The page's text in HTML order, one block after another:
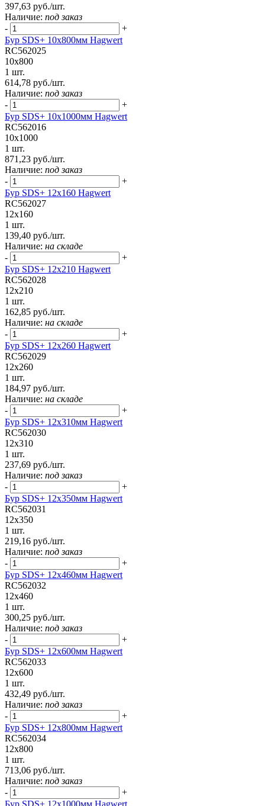
397,63 руб./шт.
Наличие: под заказ
-
+
Бур SDS+ 10х800мм Hagwert
RC562025
10x800
1 шт.
614,78 руб./шт.
Наличие: под заказ
-
+
Бур SDS+ 10х1000мм Hagwert
RC562016
10x1000
1 шт.
871,23 руб./шт.
Наличие: под заказ
-
+
Бур SDS+ 12х160 Hagwert
RC562027
12x160
1 шт.
139,40 руб./шт.
Наличие: на складе
-
+
Бур SDS+ 12х210 Hagwert
RC562028
12x210
1 шт.
162,85 руб./шт.
Наличие: на складе
-
+
Бур SDS+ 12х260 Hagwert
RC562029
12x260
1 шт.
184,97 руб./шт.
Наличие: на складе
-
+
Бур SDS+ 12х310мм Hagwert
RC562030
12x310
1 шт.
237,69 руб./шт.
Наличие: под заказ
-
+
Бур SDS+ 12х350мм Hagwert
RC562031
12x350
1 шт.
219,16 руб./шт.
Наличие: под заказ
-
+
Бур SDS+ 12х460мм Hagwert
RC562032
12x460
1 шт.
300,25 руб./шт.
Наличие: под заказ
-
+
Бур SDS+ 12х600мм Hagwert
RC562033
12x600
1 шт.
432,49 руб./шт.
Наличие: под заказ
-
+
Бур SDS+ 12х800мм Hagwert
RC562034
12x800
1 шт.
713,06 руб./шт.
Наличие: под заказ
-
+